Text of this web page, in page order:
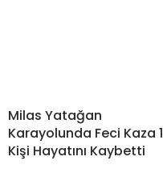
Milas Yatağan
Karayolunda Feci Kaza 1
Kişi Hayatını Kaybetti